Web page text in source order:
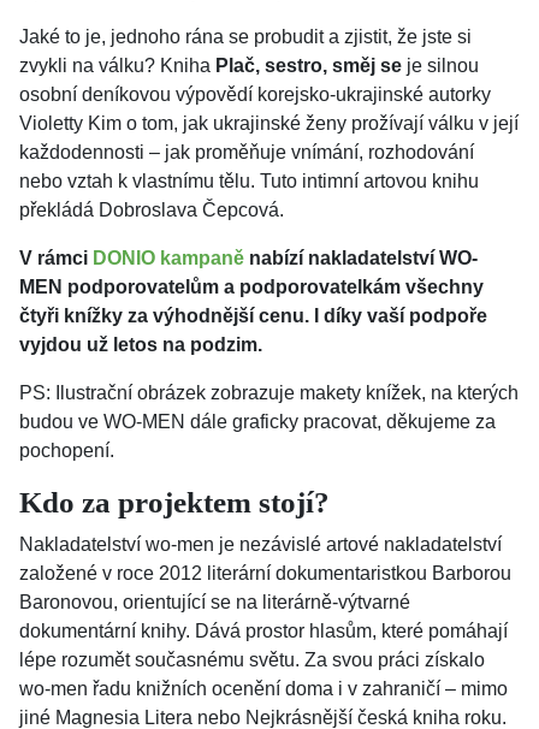
Jaké to je, jednoho rána se probudit a zjistit, že jste si
zvykli na válku? Kniha Plač, sestro, směj se je silnou
osobní deníkovou výpovědí korejsko-ukrajinské autorky
Violetty Kim o tom, jak ukrajinské ženy prožívají válku v její
každodennosti – jak proměňuje vnímání, rozhodování
nebo vztah k vlastnímu tělu. Tuto intimní artovou knihu
překládá Dobroslava Čepcová.
V rámci DONIO kampaně nabízí nakladatelství WO-
MEN podporovatelům a podporovatelkám všechny
čtyři knížky za výhodnější cenu. I díky vaší podpoře
vyjdou už letos na podzim.
PS: Ilustrační obrázek zobrazuje makety knížek, na kterých
budou ve WO-MEN dále graficky pracovat, děkujeme za
pochopení.
Kdo za projektem stojí?
Nakladatelství wo-men je nezávislé artové nakladatelství
založené v roce 2012 literární dokumentaristkou Barborou
Baronovou, orientující se na literárně-výtvarné
dokumentární knihy. Dává prostor hlasům, které pomáhají
lépe rozumět současnému světu. Za svou práci získalo
wo-men řadu knižních ocenění doma i v zahraničí – mimo
jiné Magnesia Litera nebo Nejkrásnější česká kniha roku.